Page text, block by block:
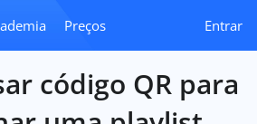
Preços Entrar
código QR para